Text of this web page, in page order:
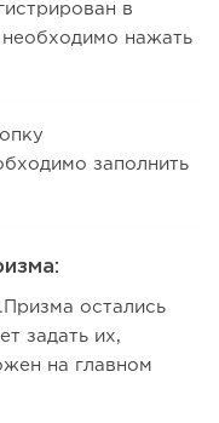
в
нажать
заполнить
остались
задать их,
на главном